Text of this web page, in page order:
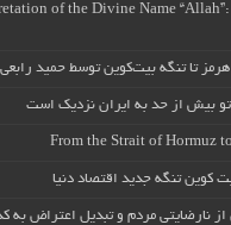
of the Divine Name
هرمز تا تنگه بیت‌کوین توسط حمید رابعی
بیش از حد به ایران نزدیک است
From the Strait of Hormuz
کوین تنگه جدید اقتصاد دنیا
از نارضایتی مردم و تبدیل اعتراض به